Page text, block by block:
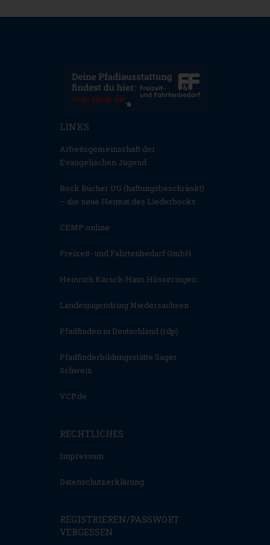
LINKS
Arbeitsgemeinschaft der
Evangelischen Jugend
Bock Bücher UG (haftungsbeschränkt)
– die neue Heimat des Liederbocks
CEMP online
Freizeit- und Fahrtenbedarf GmbH
Heinrich Karsch-Haus Hösseringen
Landesjugendring Niedersachsen
Pfadfinden in Deutschland (rdp)
Pfadfinderbildungsstätte Sager
Schweiz
VCP.de
RECHTLICHES
Impressum
Datenschutzerklärung
REGISTRIEREN/PASSWORT
VERGESSEN